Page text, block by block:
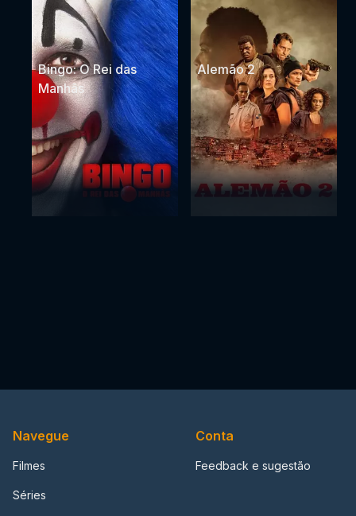
Bingo: O Rei das
Manhãs
Alemão 2
Navegue
Filmes
Séries
Conta
Feedback e sugestão